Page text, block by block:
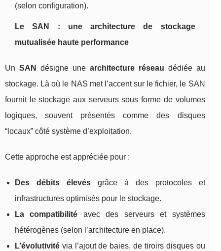
(selon configuration).
Le SAN : une architecture de stockage
mutualisée haute performance
Un SAN désigne une architecture réseau dédiée au
stockage. Là où le NAS met l’accent sur le fichier, le SAN
fournit le stockage aux serveurs sous forme de volumes
logiques, souvent présentés comme des disques
“locaux” côté système d’exploitation.
Cette approche est appréciée pour :
Des débits élevésgrâce à des protocoles et
infrastructures optimisés pour le stockage.
La compatibilité avec des serveurs et systèmes
hétérogènes (selon l’architecture en place).
L’évolutivité via l’ajout de baies, de tiroirs disques ou